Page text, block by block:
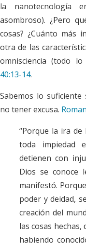
la nanotecnología
asombroso). ¿Pero
cosas? ¿Cuánto más
otra de las
omnisciencia (todo
40:13-14.
Sabemos lo
no tener excusa.
“Porque la ira de
toda impiedad
detienen con
Dios se conoce
manifestó.
poder y deidad,
creación del
las cosas
habiendo